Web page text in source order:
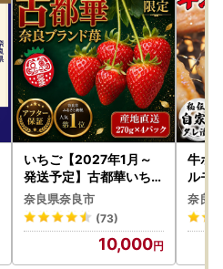
いちご【2027年1月～
発送予定】古都華いちご
（270ｇ×4P） drm00
1
奈良県奈良市
(73)
10,000
牛ホ
ルモ
奈良